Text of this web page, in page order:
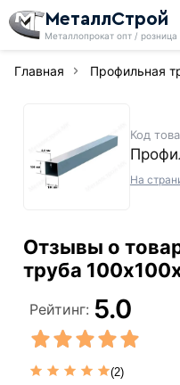
МеталлСтрой
Металлопрокат опт / розница
Главная Профильная
Код
На
Отзывы о
труба
Рейтинг: 5.0
(2)